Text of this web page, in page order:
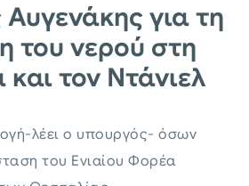
για τη
του νερού στη
τον Ντάνιελ
λέει ο υπουργός- όσων
του Ενιαίου Φορέα